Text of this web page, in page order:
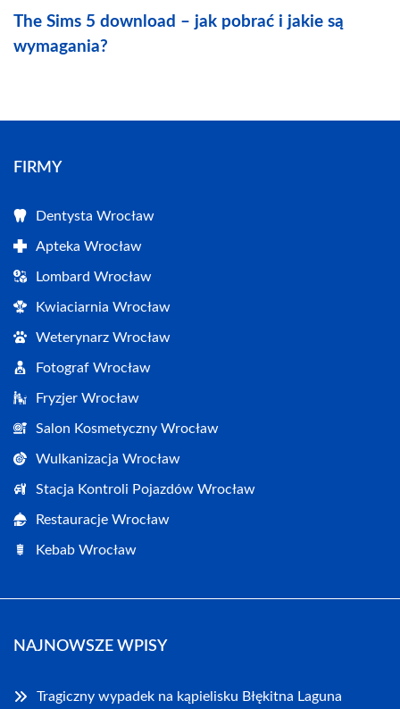
The Sims 5 download – jak pobrać i jakie są
wymagania?
FIRMY
Dentysta Wrocław
Apteka Wrocław
Lombard Wrocław
Kwiaciarnia Wrocław
Weterynarz Wrocław
Fotograf Wrocław
Fryzjer Wrocław
Salon Kosmetyczny Wrocław
Wulkanizacja Wrocław
Stacja Kontroli Pojazdów Wrocław
Restauracje Wrocław
Kebab Wrocław
NAJNOWSZE WPISY
Tragiczny wypadek na kąpielisku Błękitna Laguna